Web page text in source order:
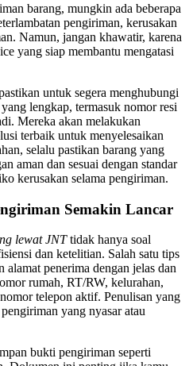
barang, mungkin ada beberapa
pengiriman, kerusakan
Namun, jangan khawatir, karena
yang siap membantu mengatasi
untuk segera menghubungi
lengkap, termasuk nomor resi
Mereka akan melakukan
terbaik untuk menyelesaikan
selalu pastikan barang yang
aman dan sesuai dengan standar
kerusakan selama pengiriman.
Semakin Lancar
lewat JNTtidak hanya soal
dan ketelitian. Salah satu tips
penerima dengan jelas dan
rumah, RT/RW, kelurahan,
telepon aktif. Penulisan yang
yang nyasar atau
bukti pengiriman seperti